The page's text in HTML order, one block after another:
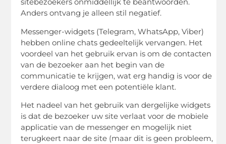
sitebezoekers onmiddellijk te beantwoorden.
Anders ontvang je alleen stil negatief.
Messenger-widgets (Telegram, WhatsApp, Viber)
hebben online chats gedeeltelijk vervangen. Het
voordeel van het gebruik ervan is om de contacten
van de bezoeker aan het begin van de
communicatie te krijgen, wat erg handig is voor de
verdere dialoog met een potentiële klant.
Het nadeel van het gebruik van dergelijke widgets
is dat de bezoeker uw site verlaat voor de mobiele
applicatie van de messenger en mogelijk niet
terugkeert naar de site (maar dit is geen probleem,